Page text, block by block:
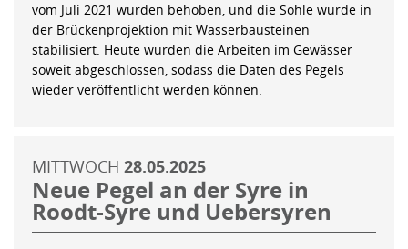
vom Juli 2021 wurden behoben, und die Sohle wurde in
der Brückenprojektion mit Wasserbausteinen
stabilisiert. Heute wurden die Arbeiten im Gewässer
soweit abgeschlossen, sodass die Daten des Pegels
wieder veröffentlicht werden können.
MITTWOCH 28.05.2025
Neue Pegel an der Syre in
Roodt-Syre und Uebersyren